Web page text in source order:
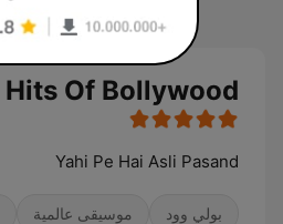
Hits Of Bollywood بث حي
Yahi Pe Hai Asli Pasand
بولي وود موسيقى عالمية